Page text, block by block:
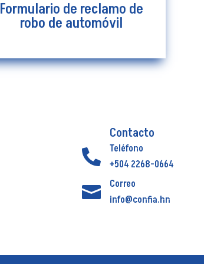
Formulario de reclamo de
robo de automóvil
Contacto

Teléfono
+504 2268-0664

Correo
info@confia.hn